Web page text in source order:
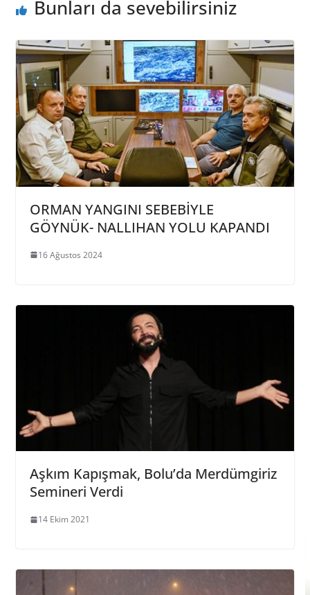
Bunları da sevebilirsiniz
ORMAN YANGINI SEBEBİYLE
GÖYNÜK- NALLIHAN YOLU KAPANDI
16 Ağustos 2024
Aşkım Kapışmak, Bolu’da Merdümgiriz
Semineri Verdi
14 Ekim 2021